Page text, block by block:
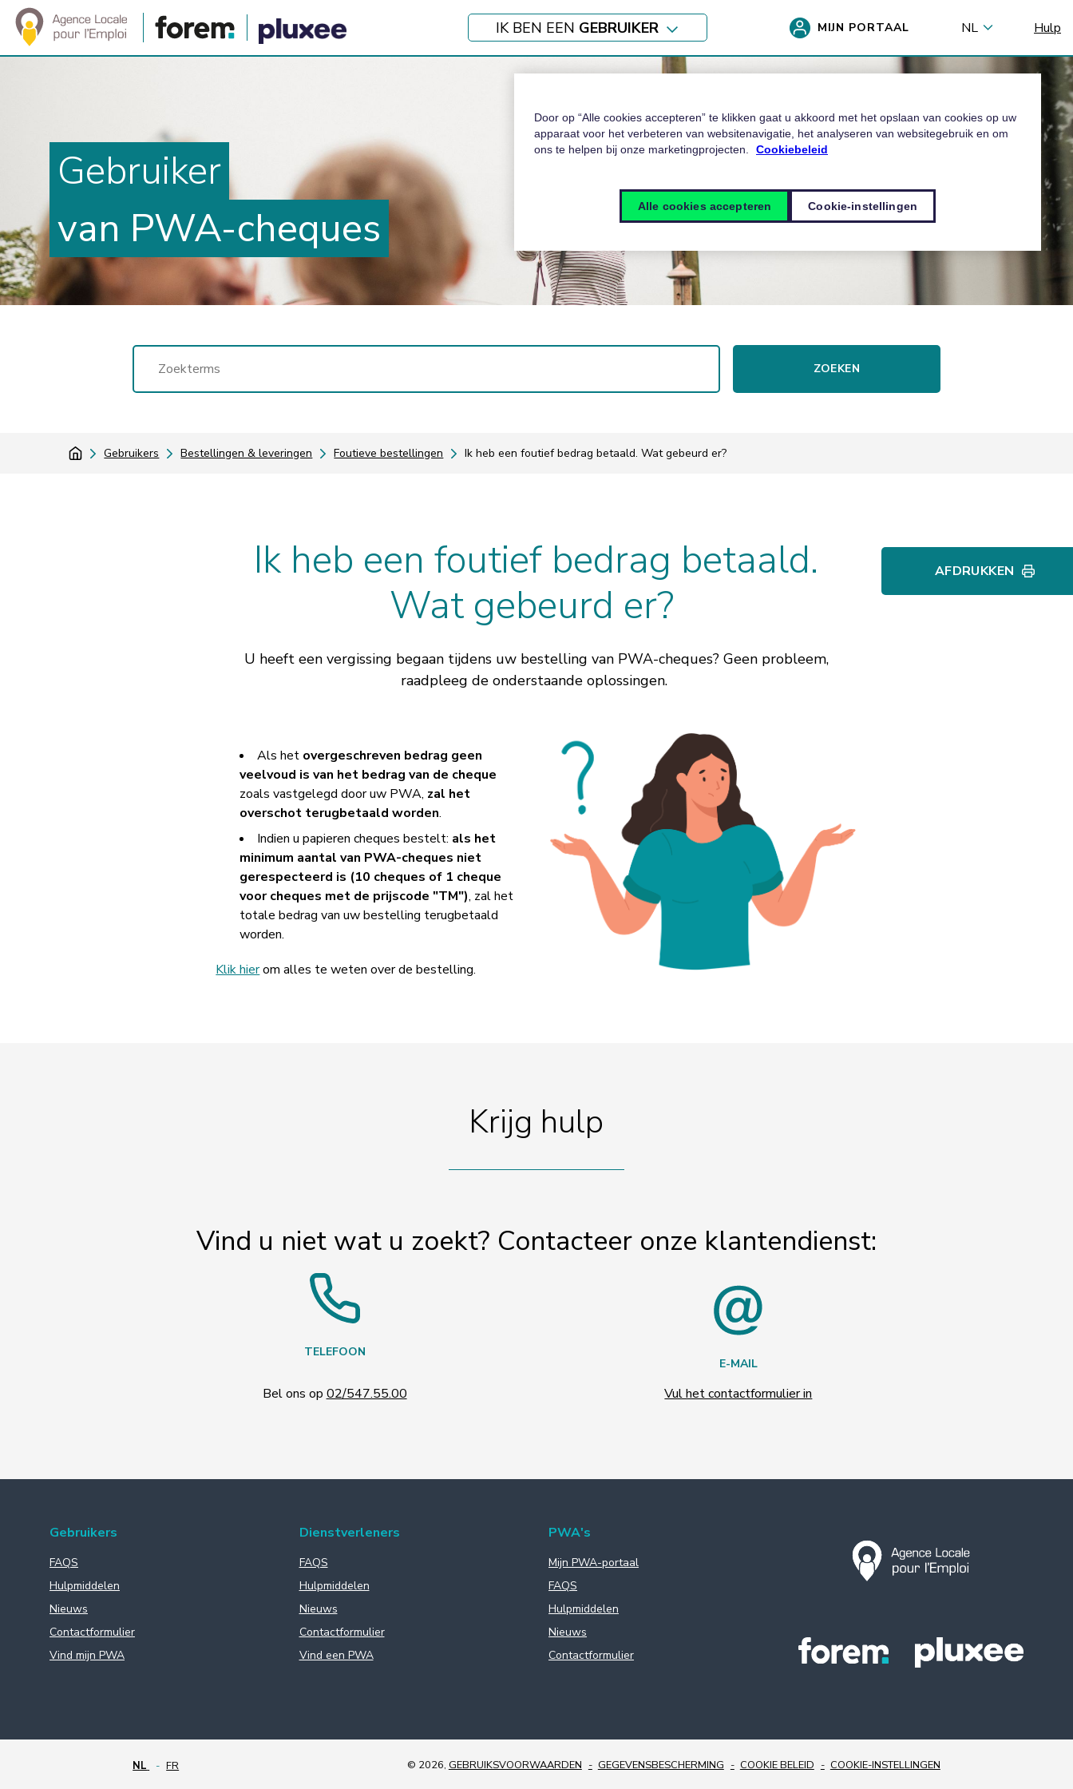
IK BEN EEN GEBRUIKER MIJN PORTAAL NL Hulp
Gebruiker
van PWA-cheques
ZOEKEN
Gebruikers Bestellingen & leveringen Foutieve bestellingen Ik heb een foutief bedrag betaald. Wat gebeurd er?
Ik heb een foutief bedrag betaald.
Wat gebeurd er?
U heeft een vergissing begaan tijdens uw bestelling van PWA-cheques? Geen probleem,
raadpleeg de onderstaande oplossingen.
Als het overgeschreven bedrag geen
veelvoud is van het bedrag van de cheque
zoals vastgelegd door uw PWA, zal het
overschot terugbetaald worden.
Indien u papieren cheques bestelt: als het
minimum aantal van PWA-cheques niet
gerespecteerd is (10 cheques of 1 cheque
voor cheques met de prijscode "TM"), zal het
totale bedrag van uw bestelling terugbetaald
worden.
Klik hierom alles te weten over de bestelling.
AFDRUKKEN
Krijg hulp
Vind u niet wat u zoekt? Contacteer onze klantendienst:
TELEFOON
Bel ons op 02/547.55.00
E-MAIL
Vul het contactformulier in
Gebruikers
FAQS
Hulpmiddelen
Nieuws
Contactformulier
Vind mijn PWA
Dienstverleners
FAQS
Hulpmiddelen
Nieuws
Contactformulier
Vind een PWA
PWA's
Mijn PWA-portaal
FAQS
Hulpmiddelen
Nieuws
Contactformulier
NL FR © 2026, GEBRUIKSVOORWAARDEN GEGEVENSBESCHERMING COOKIE BELEID COOKIE-INSTELLINGEN
Door op “Alle cookies accepteren” te klikken gaat u akkoord met het opslaan van cookies op uw
apparaat voor het verbeteren van websitenavigatie, het analyseren van websitegebruik en om
ons te helpen bij onze marketingprojecten.
Cookiebeleid
Cookie-instellingen
Alle cookies accepteren